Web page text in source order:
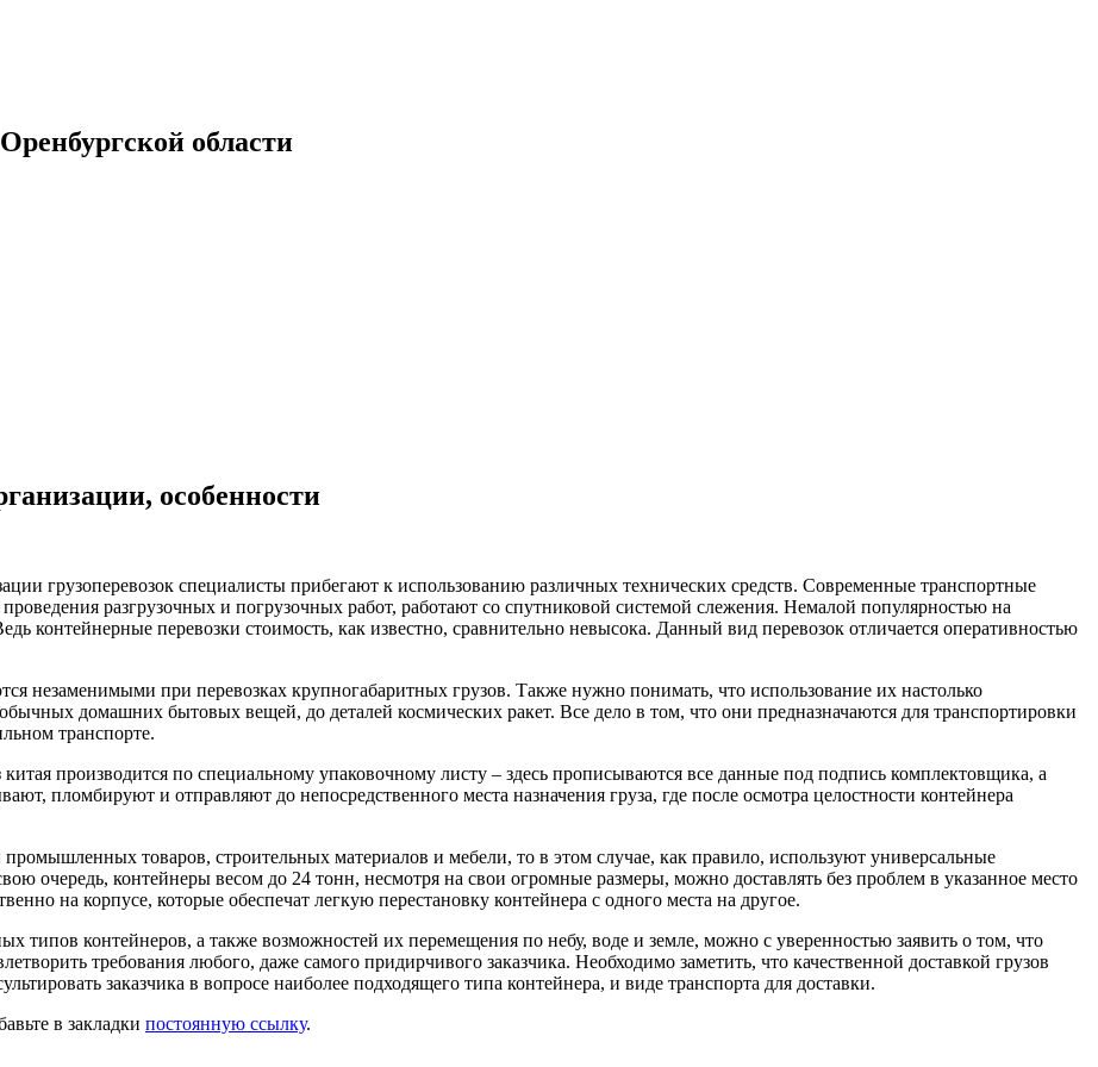
области
особенности
грузоперевозок специалисты прибегают к использованию различных технических средств. Современные транспортные
разгрузочных и погрузочных работ, работают со спутниковой системой слежения. Немалой популярностью на
контейнерные перевозки стоимость, как известно, сравнительно невысока. Данный вид перевозок отличается оперативностью
незаменимыми при перевозках крупногабаритных грузов. Также нужно понимать, что использование их настолько
домашних бытовых вещей, до деталей космических ракет. Все дело в том, что они предназначаются для транспортировки
транспорте.
производится по специальному упаковочному листу – здесь прописываются все данные под подпись комплектовщика, а
пломбируют и отправляют до непосредственного места назначения груза, где после осмотра целостности контейнера
товаров, строительных материалов и мебели, то в этом случае, как правило, используют универсальные
очередь, контейнеры весом до 24 тонн, несмотря на свои огромные размеры, можно доставлять без проблем в указанное место
на корпусе, которые обеспечат легкую перестановку контейнера с одного места на другое.
типов контейнеров, а также возможностей их перемещения по небу, воде и земле, можно с уверенностью заявить о том, что
требования любого, даже самого придирчивого заказчика. Необходимо заметить, что качественной доставкой грузов
заказчика в вопросе наиболее подходящего типа контейнера, и виде транспорта для доставки.
в закладки постоянную ссылку.